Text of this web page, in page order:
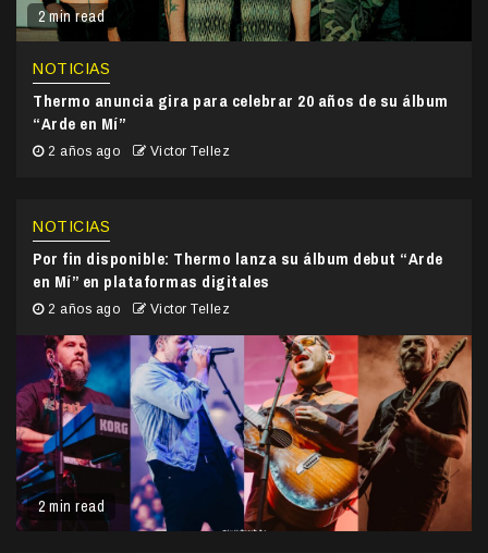
2 min read
NOTICIAS
Thermo anuncia gira para celebrar 20 años de su álbum
“Arde en Mí”
2 años ago Victor Tellez
2 min read
NOTICIAS
Por fin disponible: Thermo lanza su álbum debut “Arde
en Mí” en plataformas digitales
2 años ago Victor Tellez